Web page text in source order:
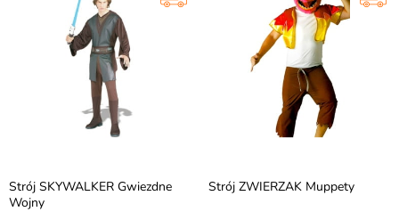
Strój SKYWALKER Gwiezdne
Wojny
Strój ZWIERZAK Muppety